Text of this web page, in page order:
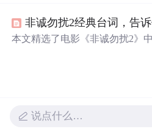
非诚勿扰2经典台词，告
本文精选了电影《非诚勿扰2》
说点什么…